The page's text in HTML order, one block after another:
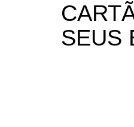
SEUS